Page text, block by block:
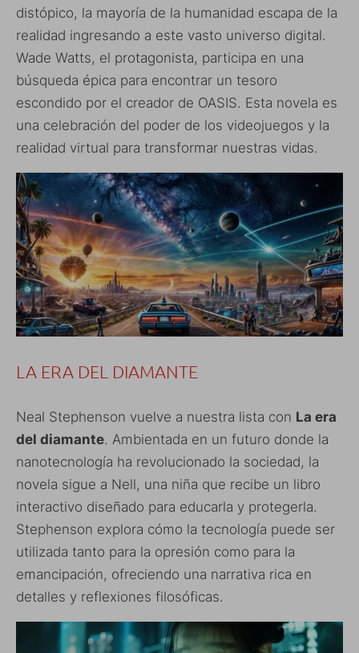
distópico, la mayoría de la humanidad escapa de la
realidad ingresando a este vasto universo digital.
Wade Watts, el protagonista, participa en una
búsqueda épica para encontrar un tesoro
escondido por el creador de OASIS. Esta novela es
una celebración del poder de los videojuegos y la
realidad virtual para transformar nuestras vidas.
LA ERA DEL DIAMANTE
Neal Stephenson vuelve a nuestra lista con La era
del diamante. Ambientada en un futuro donde la
nanotecnología ha revolucionado la sociedad, la
novela sigue a Nell, una niña que recibe un libro
interactivo diseñado para educarla y protegerla.
Stephenson explora cómo la tecnología puede ser
utilizada tanto para la opresión como para la
emancipación, ofreciendo una narrativa rica en
detalles y reflexiones filosóficas.